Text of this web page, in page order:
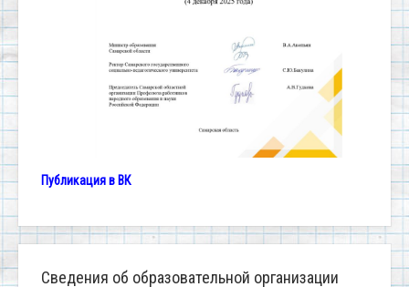
Публикация в ВК
Сведения об образовательной организации